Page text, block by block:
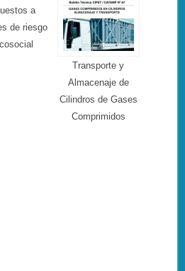
a
de riesgo
Transporte y
Almacenaje de
Cilindros de Gases
Comprimidos